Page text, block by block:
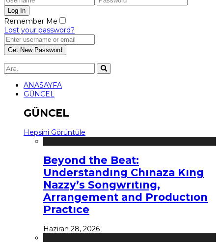
Remember Me
Lost your password?
ANASAYFA
GÜNCEL
GÜNCEL
Hepsini Görüntüle
Beyond the Beat:
Understandıng Chınaza Kıng
Nazzy’s Songwrıtıng,
Arrangement and Productıon
Practıce
Haziran 28, 2026